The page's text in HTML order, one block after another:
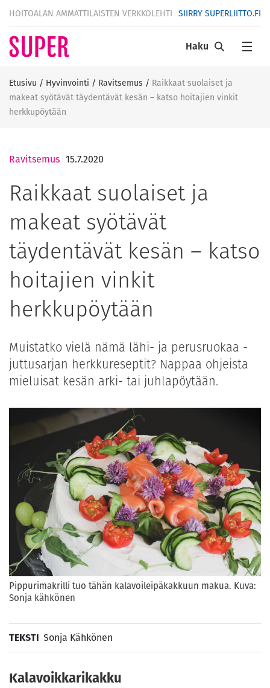
HOITOALAN AMMATTILAISTEN VERKKOLEHTI SIIRRY SUPERLIITTO.FI
Haku
Etusivu / Hyvinvointi / Ravitsemus / Raikkaat suolaiset ja
makeat syötävät täydentävät kesän – katso hoitajien vinkit
herkkupöytään
Ravitsemus 15.7.2020
Raikkaat suolaiset ja
makeat syötävät
täydentävät kesän – katso
hoitajien vinkit
herkkupöytään
Muistatko vielä nämä lähi- ja perusruokaa -
juttusarjan herkkureseptit? Nappaa ohjeista
mieluisat kesän arki- tai juhlapöytään.
Pippurimakrilli tuo tähän kalavoileipäkakkuun makua. Kuva:
Sonja kähkönen
TEKSTI Sonja Kähkönen
Kalavoikkarikakku